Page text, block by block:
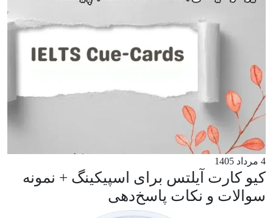
4 مرداد 1405
کیو کارت آیلتس برای اسپیکینگ + نمونه
سوالات و نکات پاسخ‌دهی